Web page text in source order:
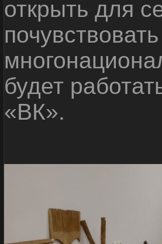
открыть для
будет
«ВК».